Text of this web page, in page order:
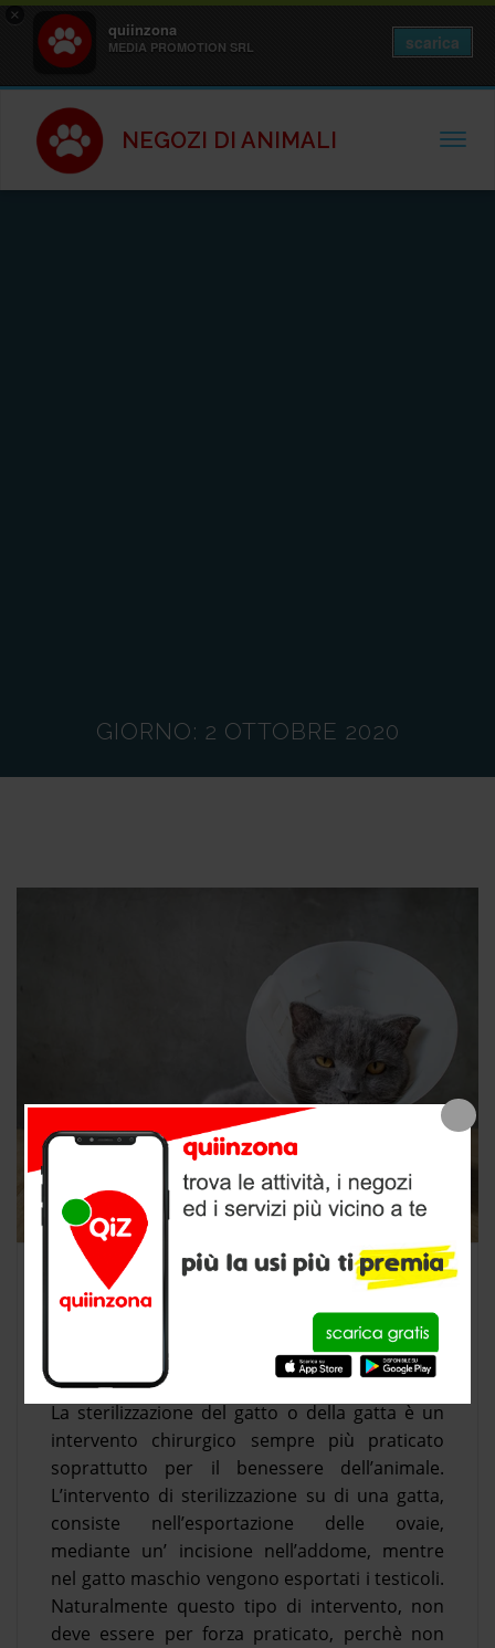
×
quiinzona
MEDIA PROMOTION SRL scarica
NEGOZI DI ANIMALI
GIORNO: 2 OTTOBRE 2020
STERILIZZAZIONE DEL GATTO, COS’È
E QUANTO COSTA?
La sterilizzazione del gatto o della gatta è un
intervento chirurgico sempre più praticato
soprattutto per il benessere dell’animale.
L’intervento di sterilizzazione su di una gatta,
consiste nell’esportazione delle ovaie,
mediante un’ incisione nell’addome, mentre
nel gatto maschio vengono esportati i testicoli.
Naturalmente questo tipo di intervento, non
deve essere per forza praticato, perchè non